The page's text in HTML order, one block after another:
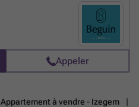
Appeler
Appartement à vendre - Izegem